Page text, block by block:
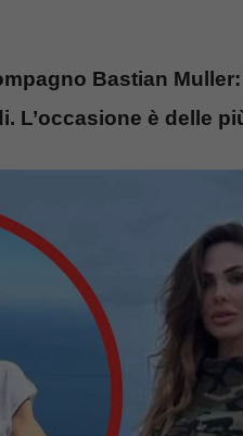
Bastian
L’occasione è delle